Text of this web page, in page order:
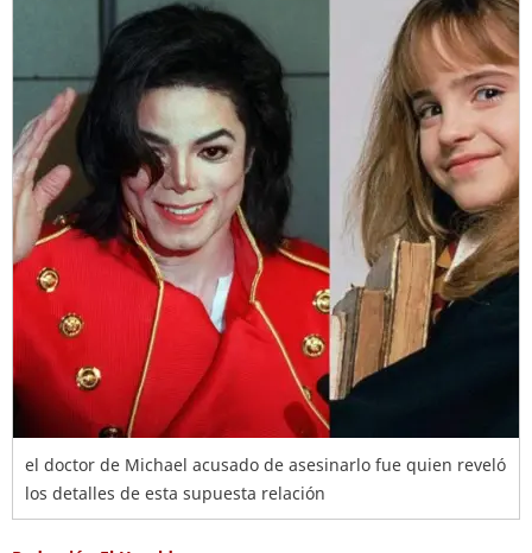
el doctor de Michael acusado de asesinarlo fue quien reveló
los detalles de esta supuesta relación